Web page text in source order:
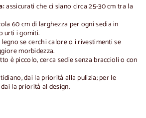
assicurati che ci siano circa 25-30 cm tra la
60 cm di larghezza per ogni sedia in
urti i gomiti.
se cerchi calore o i rivestimenti se
morbidezza.
è piccolo, cerca sedie senza braccioli o con
dai la priorità alla pulizia; per le
la priorità al design.